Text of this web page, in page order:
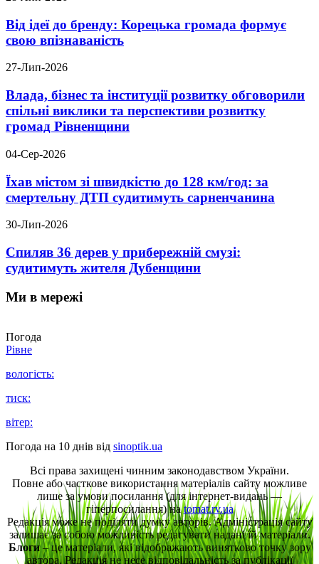
Від ідеї до бренду: Корецька громада формує
свою впізнаваність
27-Лип-2026
Влада, бізнес та інституції розвитку обговорили
спільні виклики та перспективи розвитку
громад Рівненщини
04-Сер-2026
Їхав містом зі швидкістю до 128 км/год: за
смертельну ДТП судитимуть сарненчанина
30-Лип-2026
Спиляв 36 дерев у прибережній смузі:
судитимуть жителя Дубенщини
Ми в мережі
Погода
Рівне
вологість:
тиск:
вітер:
Погода на 10 днів від sinoptik.ua
Всі права захищені чинним законодавством України.
Повне або часткове використання матеріалів сайту можливе
лише за умови посилання (для інтернет-видань —
гіперпосилання) наtomat.rv.ua
Редакція може не поділяти думку авторів. Адміністрація сайту
залишає за собою можливість редагувати надані їй матеріали.
Блоги– це матеріали, які відображають винятково точку зору
автора. Редакція не несе відповідальність за публікації